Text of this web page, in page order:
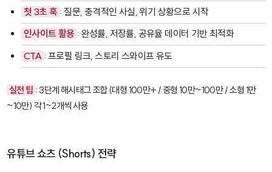
첫 3초 훅 : 질문, 충격적인 사실, 위기 상황으로 시작
인사이트 활용 : 완성률, 저장률, 공유율 데이터 기반 최적화
CTA : 프로필 링크, 스토리 스와이프 유도
실전 팁 : 3단계 해시태그 조합 (대형 100만+ / 중형 10만~100만 / 소형 1만
~10만) 각 1~2개씩 사용
유튜브 쇼츠 (Shorts) 전략